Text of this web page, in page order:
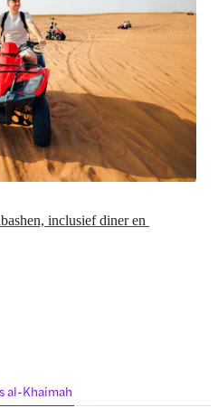
inclusief diner en
al-Khaimah